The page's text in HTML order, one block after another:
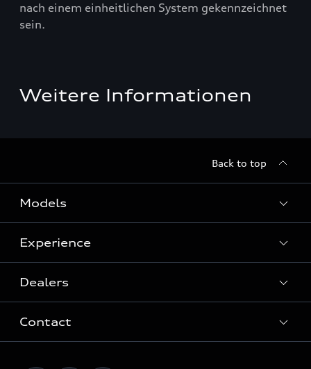
nach einem einheitlichen System gekennzeichnet
sein.
Weitere Informationen
Back to top
Models
View Models
Experience
History
Dealers
After-Sales Service
Contact
Customer service